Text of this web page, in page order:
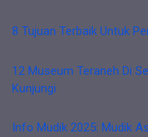
8 Tujuan Terbaik Untuk
12 Museum Teraneh Di
Kunjungi
Info Mudik 2025: Mudik